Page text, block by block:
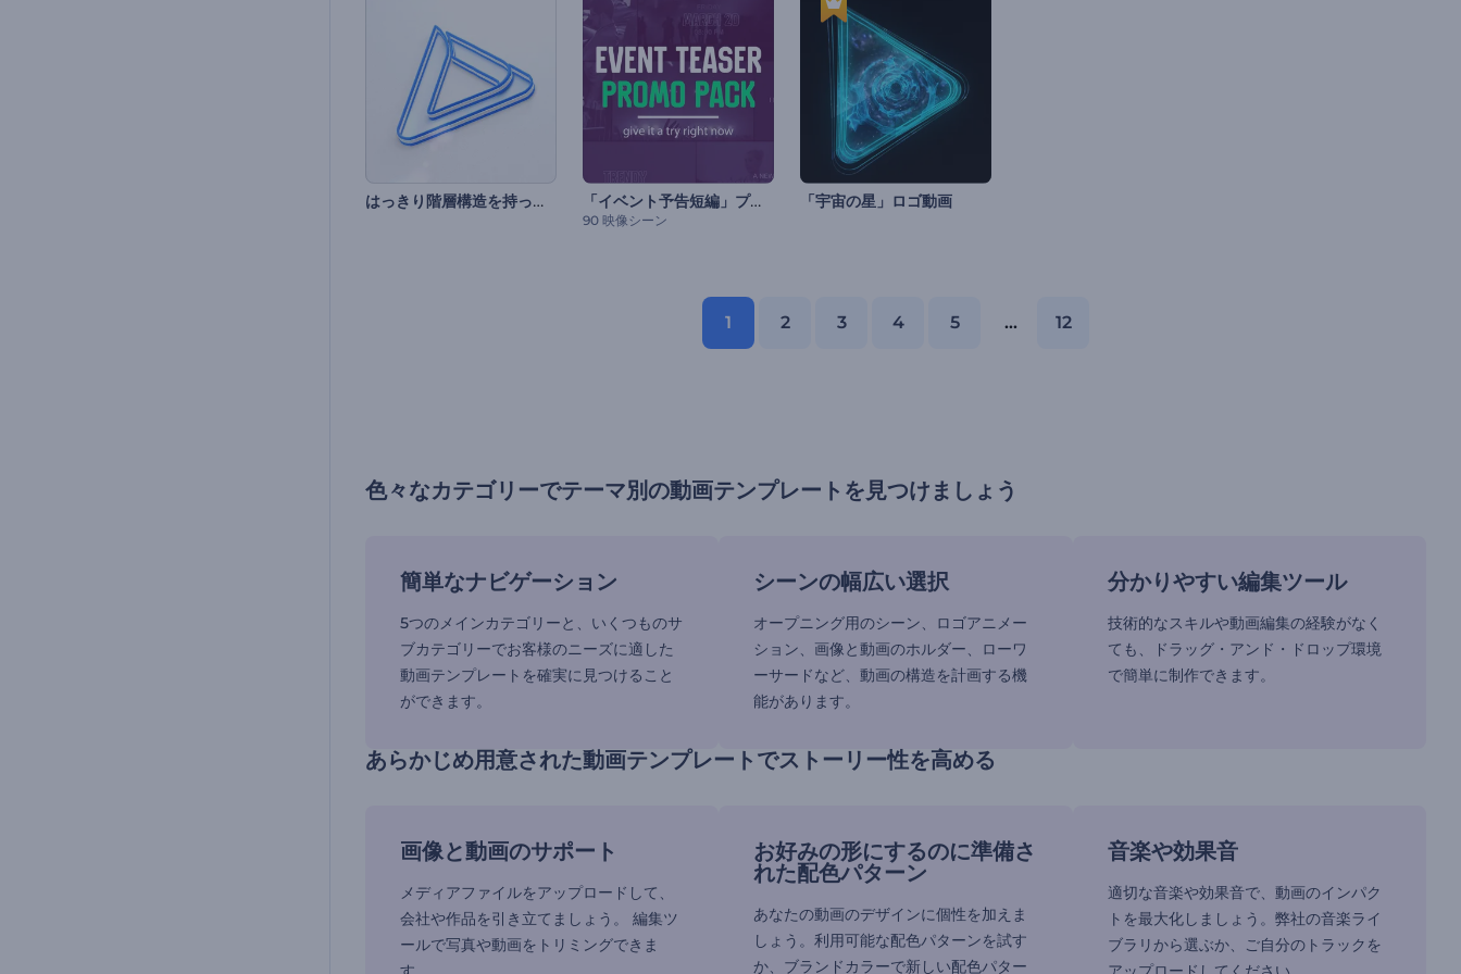
はっきり階層構造を持ったロゴ動画 「イベント予告短編」プロモーションビデオセット
90 映像シーン
「宇宙の星」ロゴ動画
1 2 3 4 5 ... 12
色々なカテゴリーでテーマ別の動画テンプレートを見つけましょう
簡単なナビゲーション
5つのメインカテゴリーと、いくつものサ
ブカテゴリーでお客様のニーズに適した
動画テンプレートを確実に見つけること
ができます。
シーンの幅広い選択
オープニング用のシーン、ロゴアニメー
ション、画像と動画のホルダー、ローワ
ーサードなど、動画の構造を計画する機
能があります。
分かりやすい編集ツール
技術的なスキルや動画編集の経験がなく
ても、ドラッグ・アンド・ドロップ環境
で簡単に制作できます。
あらかじめ用意された動画テンプレートでストーリー性を高める
画像と動画のサポート
メディアファイルをアップロードして、
会社や作品を引き立てましょう。 編集ツ
ールで写真や動画をトリミングできま
お好みの形にするのに準備さ
れた配色パターン
あなたの動画のデザインに個性を加えま
しょう。利用可能な配色パターンを試す
か、ブランドカラーで新しい配色パター
音楽や効果音
適切な音楽や効果音で、動画のインパク
トを最大化しましょう。弊社の音楽ライ
ブラリから選ぶか、ご自分のトラックを